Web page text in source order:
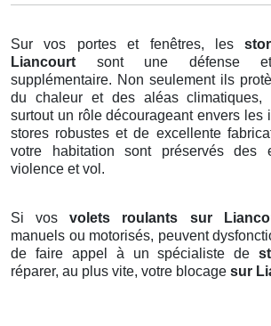
Sur vos portes et fenêtres, les
Liancourt sont une défense
supplémentaire. Non seulement ils
du chaleur et des aléas climatiques,
surtout un rôle décourageant envers les
stores robustes et de excellente
votre habitation sont préservés des
violence et vol.
Si vosvolets roulants sur
manuels ou motorisés, peuvent
de faire appel à un spécialiste de
réparer, au plus vite, votre blocage sur